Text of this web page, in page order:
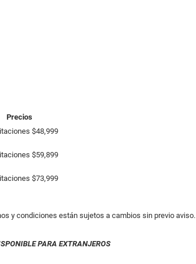
Precios
$48,999
$59,899
$73,999
y condiciones están sujetos a cambios sin previo aviso.
PARA EXTRANJEROS